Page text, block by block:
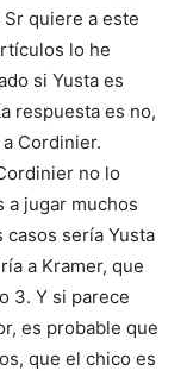
quiere a este
lo he
si Yusta es
respuesta es no,
Cordinier.
no lo
a jugar muchos
sería Yusta
a Kramer, que
3. Y si parece
es probable que
que el chico es